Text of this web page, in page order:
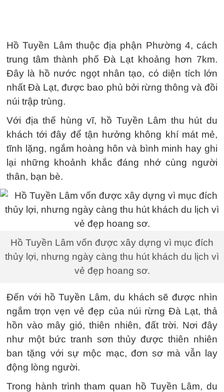
Hồ Tuyền Lâm thuộc địa phận Phường 4, cách
trung tâm thành phố Đà Lạt khoảng hơn 7km.
Đây là hồ nước ngọt nhân tạo, có diện tích lớn
nhất Đà Lạt, được bao phủ bởi rừng thông và đồi
núi trập trùng.
Với địa thế hùng vĩ, hồ Tuyền Lâm thu hút du
khách tới đây để tận hưởng không khí mát mẻ,
tĩnh lặng, ngắm hoàng hôn và bình minh hay ghi
lại những khoảnh khắc đáng nhớ cùng người
thân, bạn bè.
Hồ Tuyền Lâm vốn được xây dựng vì mục đích
thủy lợi, nhưng ngày càng thu hút khách du lịch vì
vẻ đẹp hoang sơ.
Đến với hồ Tuyền Lâm, du khách sẽ được nhìn
ngắm trọn vẹn vẻ đẹp của núi rừng Đà Lạt, thả
hồn vào mây gió, thiên nhiên, đất trời. Nơi đây
như một bức tranh sơn thủy được thiên nhiên
ban tặng với sự mộc mạc, đơn sơ mà vẫn lay
động lòng người.
Trong hành trình tham quan hồ Tuyền Lâm, du